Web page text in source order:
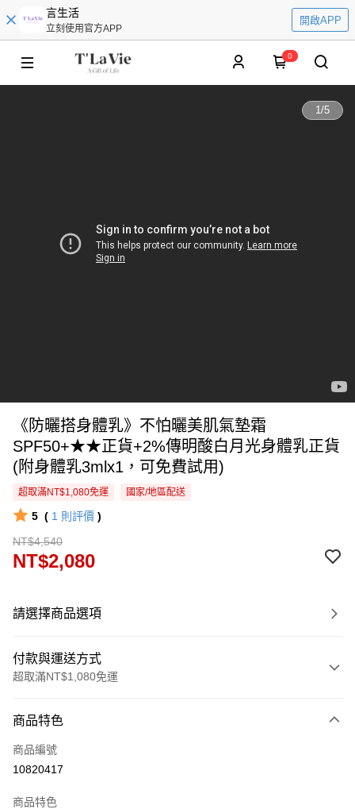
言生活
立刻使用官方APP
開啟APP
0
1/5
《防曬搭身體乳》不怕曬美肌氣墊霜
SPF50+★★正貨+2%傳明酸白月光身體乳正貨
(附身體乳3mlx1，可免費試用)
超取滿NT$1,080免運 國家/地區配送
5 ( 1 則評價 )
NT$4,540
NT$2,080
請選擇商品選項
付款與運送方式
超取滿NT$1,080免運
信用卡一次付款
超商取貨付款
商品特色
商品編號
10820417
商品特色